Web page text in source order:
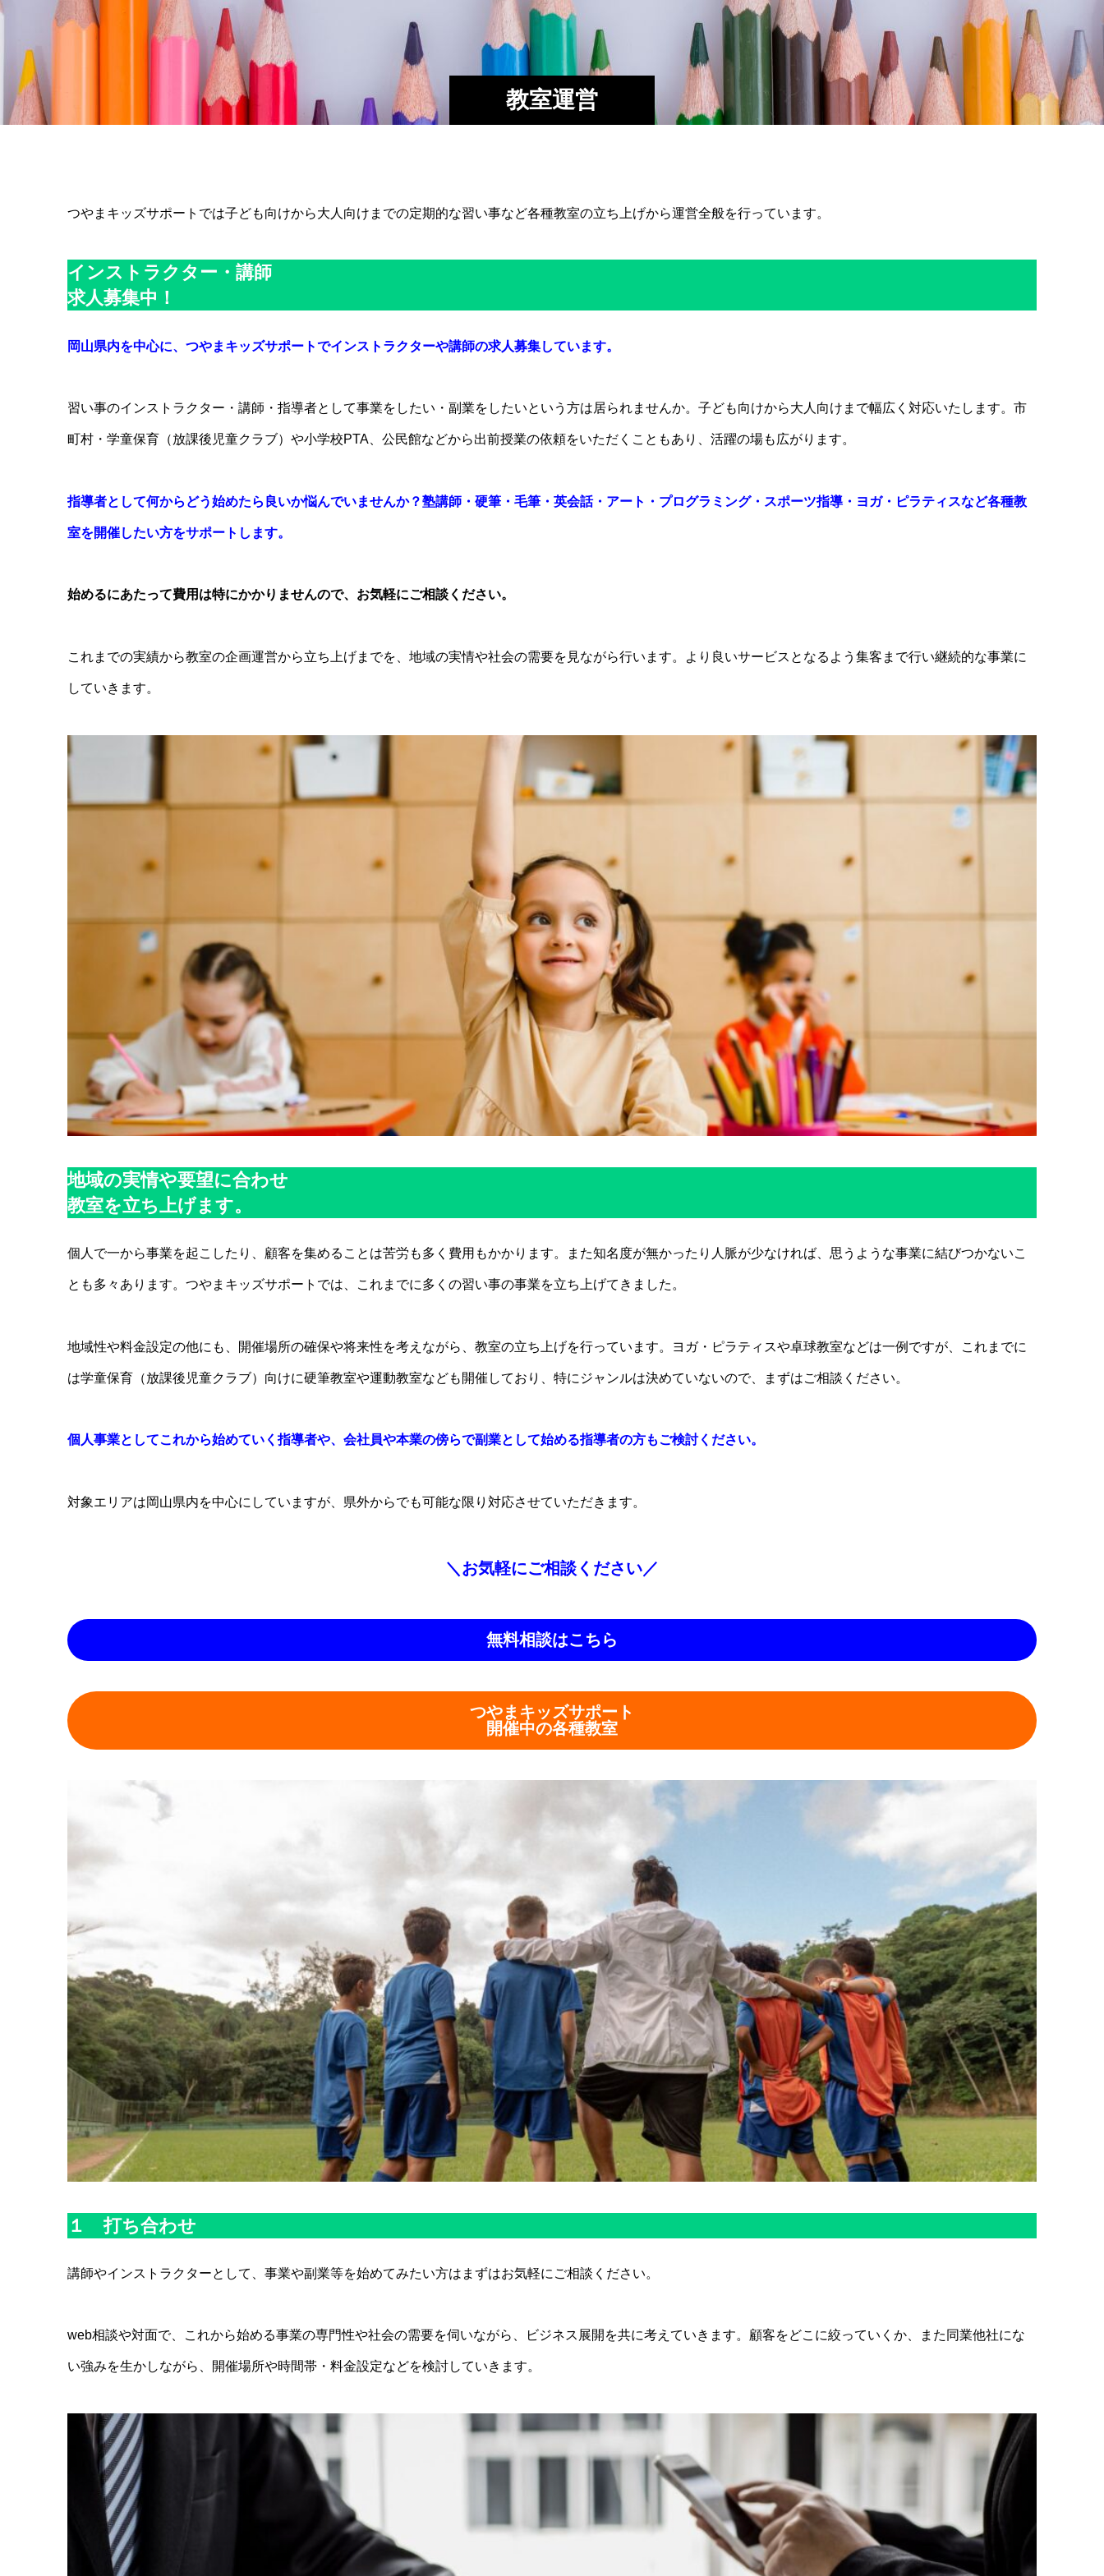
教室運営
つやまキッズサポートでは子ども向けから大人向けまでの定期的な習い事など各種教室の立ち上げから運営全般を行っています。
インストラクター・講師
求人募集中！
岡山県内を中心に、つやまキッズサポートでインストラクターや講師の求人募集しています。
習い事のインストラクター・講師・指導者として事業をしたい・副業をしたいという方は居られませんか。子ども向けから大人向けまで幅広く対応いたします。市
町村・学童保育（放課後児童クラブ）や小学校PTA、公民館などから出前授業の依頼をいただくこともあり、活躍の場も広がります。
指導者として何からどう始めたら良いか悩んでいませんか？塾講師・硬筆・毛筆・英会話・アート・プログラミング・スポーツ指導・ヨガ・ピラティスなど各種教
室を開催したい方をサポートします。
始めるにあたって費用は特にかかりませんので、お気軽にご相談ください。
これまでの実績から教室の企画運営から立ち上げまでを、地域の実情や社会の需要を見ながら行います。より良いサービスとなるよう集客まで行い継続的な事業に
していきます。
地域の実情や要望に合わせ
教室を立ち上げます。
個人で一から事業を起こしたり、顧客を集めることは苦労も多く費用もかかります。また知名度が無かったり人脈が少なければ、思うような事業に結びつかないこ
とも多々あります。つやまキッズサポートでは、これまでに多くの習い事の事業を立ち上げてきました。
地域性や料金設定の他にも、開催場所の確保や将来性を考えながら、教室の立ち上げを行っています。ヨガ・ピラティスや卓球教室などは一例ですが、これまでに
は学童保育（放課後児童クラブ）向けに硬筆教室や運動教室なども開催しており、特にジャンルは決めていないので、まずはご相談ください。
個人事業としてこれから始めていく指導者や、会社員や本業の傍らで副業として始める指導者の方もご検討ください。
対象エリアは岡山県内を中心にしていますが、県外からでも可能な限り対応させていただきます。
＼お気軽にご相談ください／
無料相談はこちら
つやまキッズサポート
開催中の各種教室
１ 打ち合わせ
講師やインストラクターとして、事業や副業等を始めてみたい方はまずはお気軽にご相談ください。
web相談や対面で、これから始める事業の専門性や社会の需要を伺いながら、ビジネス展開を共に考えていきます。顧客をどこに絞っていくか、また同業他社にな
い強みを生かしながら、開催場所や時間帯・料金設定などを検討していきます。